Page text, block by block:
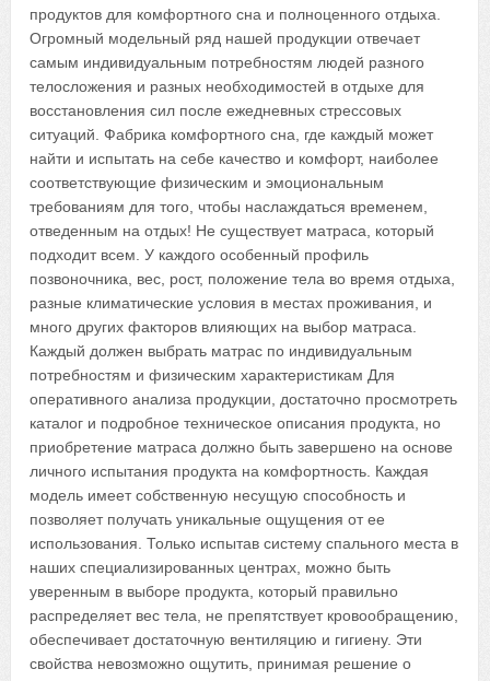
продуктов для комфортного сна и полноценного отдыха.
Огромный модельный ряд нашей продукции отвечает
самым индивидуальным потребностям людей разного
телосложения и разных необходимостей в отдыхе для
восстановления сил после ежедневных стрессовых
ситуаций. Фабрика комфортного сна, где каждый может
найти и испытать на себе качество и комфорт, наиболее
соответствующие физическим и эмоциональным
требованиям для того, чтобы наслаждаться временем,
отведенным на отдых! Не существует матраса, который
подходит всем. У каждого особенный профиль
позвоночника, вес, рост, положение тела во время отдыха,
разные климатические условия в местах проживания, и
много других факторов влияющих на выбор матраса.
Каждый должен выбрать матрас по индивидуальным
потребностям и физическим характеристикам Для
оперативного анализа продукции, достаточно просмотреть
каталог и подробное техническое описания продукта, но
приобретение матраса должно быть завершено на основе
личного испытания продукта на комфортность. Каждая
модель имеет собственную несущую способность и
позволяет получать уникальные ощущения от ее
использования. Только испытав систему спального места в
наших специализированных центрах, можно быть
уверенным в выборе продукта, который правильно
распределяет вес тела, не препятствует кровообращению,
обеспечивает достаточную вентиляцию и гигиену. Эти
свойства невозможно ощутить, принимая решение о